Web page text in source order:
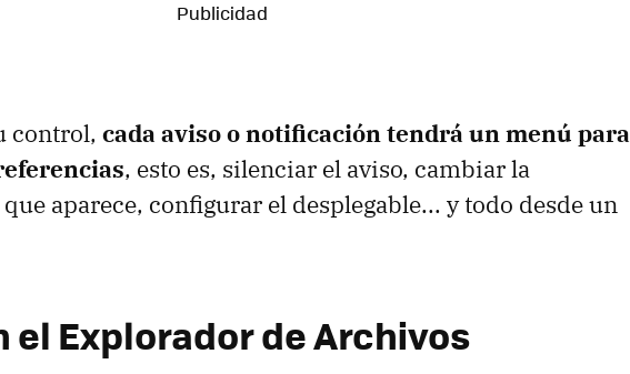
control, cada aviso o notificación tendrá un menú para
, esto es, silenciar el aviso, cambiar la
aparece, configurar el desplegable... y todo desde un
el Explorador de Archivos